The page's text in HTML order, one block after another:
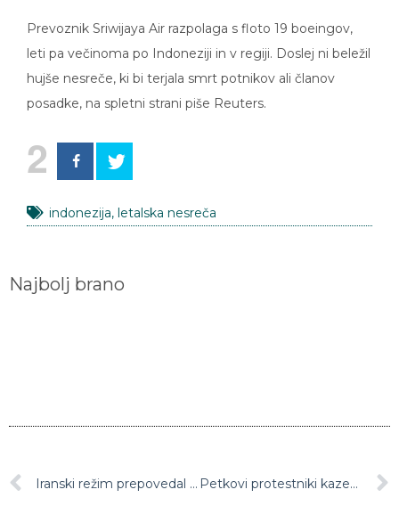
Prevoznik Sriwijaya Air razpolaga s floto 19 boeingov,
leti pa večinoma po Indoneziji in v regiji. Doslej ni beležil
hujše nesreče, ki bi terjala smrt potnikov ali članov
posadke, na spletni strani piše Reuters.
2
indonezija, letalska nesreča
Najbolj brano
Iranski režim prepovedal uvoz cepiv proti covidu-19 iz ZDA in VB Petkovi protestniki kazensko ovadili deset policistov zaradi prekoračitve pooblastil